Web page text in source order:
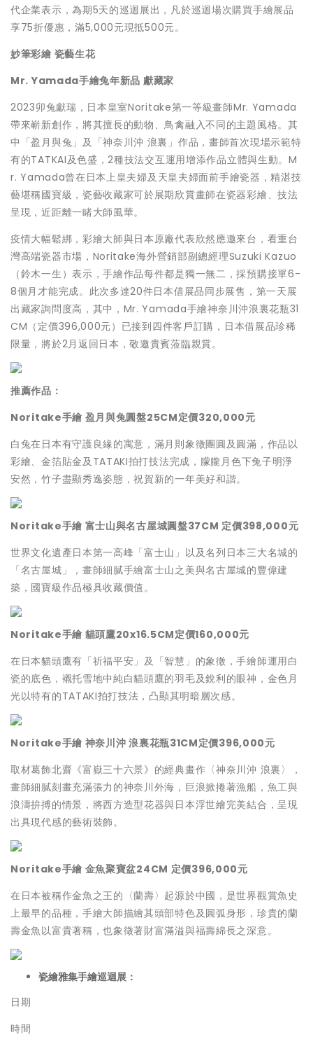
代企業表示，為期5天的巡迴展出，凡於巡迴場次購買手繪展品
享75折優惠，滿5,000元現抵500元。
妙筆彩繪 瓷藝生花
Mr. Yamada手繪兔年新品 獻藏家
2023卯兔獻瑞，日本皇室Noritake第一等級畫師Mr. Yamada
帶來嶄新創作，將其擅長的動物、鳥禽融入不同的主題風格。其
中「盈月與兔」及「神奈川沖 浪裏」作品，畫師首次現場示範特
有的TATKAI及色盛，2種技法交互運用增添作品立體與生動。M
r. Yamada曾在日本上皇夫婦及天皇夫婦面前手繪瓷器，精湛技
藝堪稱國寶級，瓷藝收藏家可於展期欣賞畫師在瓷器彩繪、技法
呈現，近距離一睹大師風華。
疫情大幅鬆綁，彩繪大師與日本原廠代表欣然應邀來台，看重台
灣高端瓷器市場，Noritake海外營銷部副總經理Suzuki Kazuo
（鈴木一生）表示，手繪作品每件都是獨一無二，採預購接單6-
8個月才能完成。此次多達20件日本借展品同步展售，第一天展
出藏家詢問度高，其中，Mr. Yamada手繪神奈川沖浪裏花瓶31
CM（定價396,000元）已接到四件客戶訂購，日本借展品珍稀
限量，將於2月返回日本，敬邀貴賓蒞臨親賞。
推薦作品：
Noritake手繪 盈月與兔圓盤25CM定價320,000元
白兔在日本有守護良緣的寓意，滿月則象徵團圓及圓滿，作品以
彩繪、金箔貼金及TATAKI拍打技法完成，朦朧月色下兔子明淨
安然，竹子盡顯秀逸姿態，祝賀新的一年美好和諧。
Noritake手繪 富士山與名古屋城圓盤37CM 定價398,000元
世界文化遺產日本第一高峰「富士山」以及名列日本三大名城的
「名古屋城」，畫師細膩手繪富士山之美與名古屋城的豐偉建
築，國寶級作品極具收藏價值。
Noritake手繪 貓頭鷹20x16.5CM定價160,000元
在日本貓頭鷹有「祈福平安」及「智慧」的象徵，手繪師運用白
瓷的底色，襯托雪地中純白貓頭鷹的羽毛及銳利的眼神，金色月
光以特有的TATAKI拍打技法，凸顯其明暗層次感。
Noritake手繪 神奈川沖 浪裏花瓶31CM定價396,000元
取材葛飾北齋《富嶽三十六景》的經典畫作〈神奈川沖 浪裏〉，
畫師細膩刻畫充滿張力的神奈川外海，巨浪掀捲著漁船，魚工與
浪濤拚搏的情景，將西方造型花器與日本浮世繪完美結合，呈現
出具現代感的藝術裝飾。
Noritake手繪 金魚聚寶盆24CM 定價396,000元
在日本被稱作金魚之王的〈蘭壽〉起源於中國，是世界觀賞魚史
上最早的品種，手繪大師描繪其頭部特色及圓弧身形，珍貴的蘭
壽金魚以富貴著稱，也象徵著財富滿溢與福壽綿長之深意。
瓷繪雅集手繪巡迴展：
日期
時間